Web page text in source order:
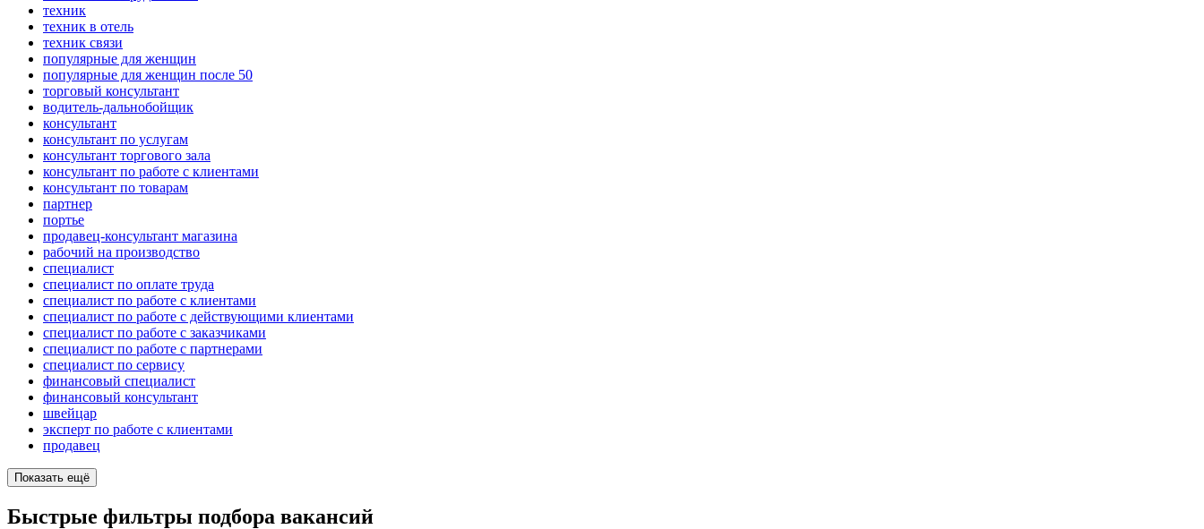
техник
техник в отель
техник связи
популярные для женщин
популярные для женщин после 50
торговый консультант
водитель-дальнобойщик
консультант
консультант по услугам
консультант торгового зала
консультант по работе с клиентами
консультант по товарам
партнер
портье
продавец-консультант магазина
рабочий на производство
специалист
специалист по оплате труда
специалист по работе с клиентами
специалист по работе с действующими клиентами
специалист по работе с заказчиками
специалист по работе с партнерами
специалист по сервису
финансовый специалист
финансовый консультант
швейцар
эксперт по работе с клиентами
продавец
Показать ещё
Быстрые фильтры подбора вакансий